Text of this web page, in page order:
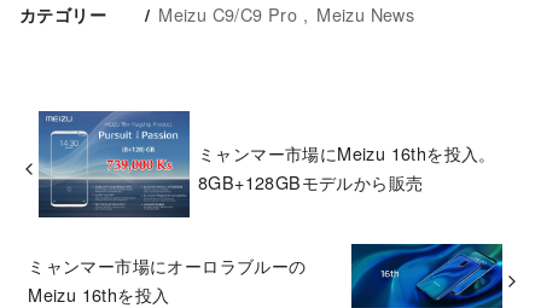
カテゴリー Meizu C9/C9 Pro Meizu News
ミャンマー市場にMeizu 16thを投入。
8GB+128GBモデルから販売
ミャンマー市場にオーロラブルーの
Meizu 16thを投入